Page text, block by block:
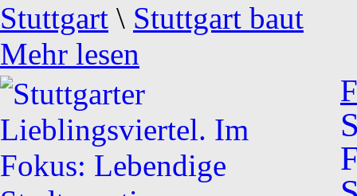
Stuttgart \ Stuttgart baut
Mehr lesen